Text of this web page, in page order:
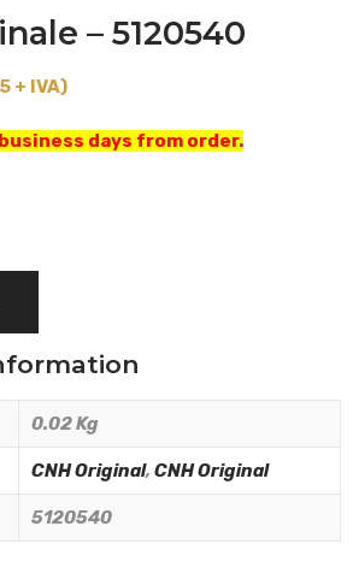
– 5120540
+ IVA)
days from order.
0.02 Kg
CNH Original, CNH Original
5120540